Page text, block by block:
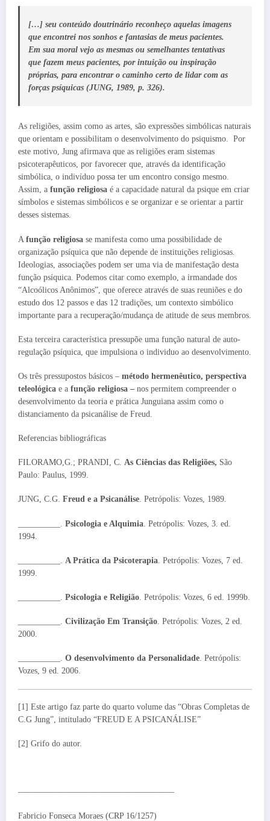
[…] seu conteúdo doutrinário reconheço aquelas imagens
que encontrei nos sonhos e fantasias de meus pacientes.
Em sua moral vejo as mesmas ou semelhantes tentativas
que fazem meus pacientes, por intuição ou inspiração
próprias, para encontrar o caminho certo de lidar com as
forças psíquicas (JUNG, 1989, p. 326).
As religiões, assim como as artes, são expressões simbólicas naturais
que orientam e possibilitam o desenvolvimento do psiquismo. Por
este motivo, Jung afirmava que as religiões eram sistemas
psicoterapêuticos, por favorecer que, através da identificação
simbólica, o indivíduo possa ter um encontro consigo mesmo.
Assim, a função religiosa é a capacidade natural da psique em criar
símbolos e sistemas simbólicos e se organizar e se orientar a partir
desses sistemas.
A função religiosa se manifesta como uma possibilidade de
organização psíquica que não depende de instituições religiosas.
Ideologias, associações podem ser uma via de manifestação desta
função psíquica. Podemos citar como exemplo, a irmandade dos
“Alcoólicos Anônimos”, que oferece através de suas reuniões e do
estudo dos 12 passos e das 12 tradições, um contexto simbólico
importante para a recuperação/mudança de atitude de seus membros.
Esta terceira característica pressupõe uma função natural de auto-
regulação psíquica, que impulsiona o individuo ao desenvolvimento.
Os três pressupostos básicos – método hermenêutico, perspectiva
teleológica e a função religiosa – nos permitem compreender o
desenvolvimento da teoria e prática Junguiana assim como o
distanciamento da psicanálise de Freud.
Referencias bibliográficas
FILORAMO,G.; PRANDI, C. As Ciências das Religiões, São
Paulo: Paulus, 1999.
JUNG, C.G. Freud e a Psicanálise. Petrópolis: Vozes, 1989.
Psicologia e Alquimia . Petrópolis: Vozes, 3. ed.
1994.
A Prática da Psicoterapia . Petrópolis: Vozes, 7 ed.
1999.
__________. Psicologia e Religião. Petrópolis: Vozes, 6 ed. 1999b.
__________. Civilização Em Transição. Petrópolis: Vozes, 2 ed.
2000.
__________. O desenvolvimento da Personalidade. Petrópolis:
Vozes, 9 ed. 2006.
[1] Este artigo faz parte do quarto volume das “Obras Completas de
C.G Jung”, intitulado “FREUD E A PSICANÁLISE”
[2] Grifo do autor.
——————————————————–
Fabricio Fonseca Moraes (CRP 16/1257)